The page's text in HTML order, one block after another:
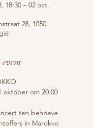
18:30 – 02 oct.
28, 1050
oktober om 20.00
ten behoeve
in Marokko